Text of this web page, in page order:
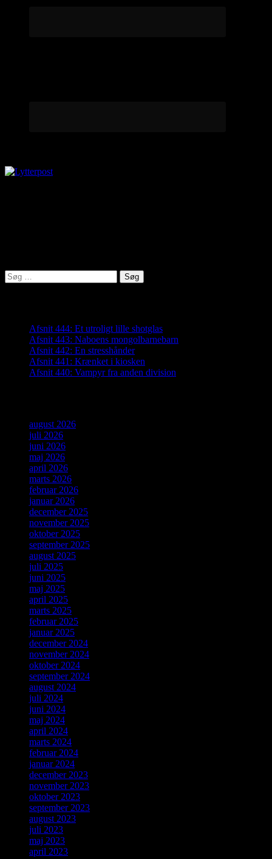
Søg
efter:
Afsnit 444: Et utroligt lille shotglas
Afsnit 443: Naboens mongolbarnebarn
Afsnit 442: En stresshånder
Afsnit 441: Krænket i kiosken
Afsnit 440: Vampyr fra anden division
august 2026
juli 2026
juni 2026
maj 2026
april 2026
marts 2026
februar 2026
januar 2026
december 2025
november 2025
oktober 2025
september 2025
august 2025
juli 2025
juni 2025
maj 2025
april 2025
marts 2025
februar 2025
januar 2025
december 2024
november 2024
oktober 2024
september 2024
august 2024
juli 2024
juni 2024
maj 2024
april 2024
marts 2024
februar 2024
januar 2024
december 2023
november 2023
oktober 2023
september 2023
august 2023
juli 2023
maj 2023
april 2023